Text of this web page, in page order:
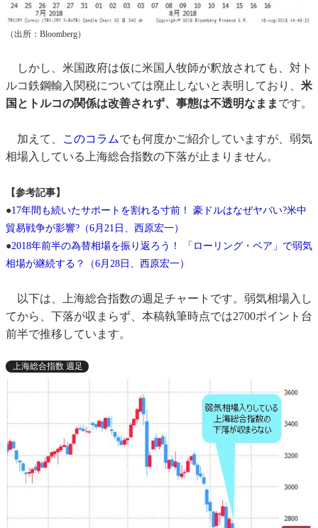
（出所：Bloomberg）
しかし、米国政府は仮に米国人牧師が釈放されても、対ト
ルコ鉄鋼輸入関税については廃止しないと表明しており、 米
国とトルコの関係は改善されず、事態は不透明なまま です。
加えて、 このコラムでも何度かご紹介していますが、弱気
相場入している上海総合指数の下落が止まりません。
【参考記事】
●17年間も続いたサポートを割れる寸前！ 豪ドルはなぜヤバい?米中
貿易戦争が影響?（6月21日、西原宏一）
●2018年前半の為替相場を振り返ろう！ 「ローリング・ベア」で弱気
相場が継続する？（6月28日、西原宏一）
以下は、上海総合指数の週足チャートです。弱気相場入し
てから、下落が収まらず、本稿執筆時点では2700ポイント台
前半で推移しています。
上海総合指数 週足